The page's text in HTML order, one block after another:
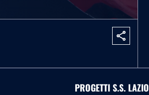
share
PROGETTI S.S. LAZIO